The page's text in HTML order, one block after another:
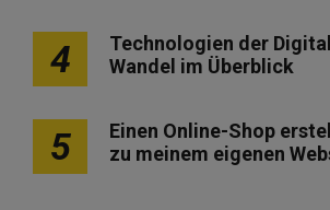
4
Technologien der
Wandel im Überblick
5
Einen Online-Shop
zu meinem eigenen